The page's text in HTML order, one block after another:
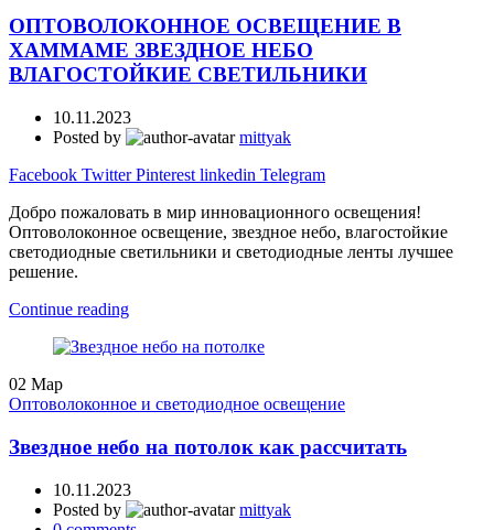
ОПТОВОЛОКОННОЕ ОСВЕЩЕНИЕ В
ХАММАМЕ ЗВЕЗДНОЕ НЕБО
ВЛАГОСТОЙКИЕ СВЕТИЛЬНИКИ
10.11.2023
Posted by
mittyak
Facebook Twitter Pinterest linkedin Telegram
Добро пожаловать в мир инновационного освещения!
Оптоволоконное освещение, звездное небо, влагостойкие
светодиодные светильники и светодиодные ленты лучшее
решение.
Continue reading
02 Мар
Оптоволоконное и светодиодное освещение
Звездное небо на потолок как рассчитать
10.11.2023
Posted by
mittyak